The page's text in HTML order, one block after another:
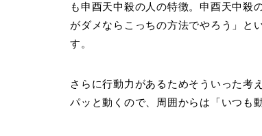
も申酉天中殺の人の特徴。申酉天中殺
がダメならこっちの方法でやろう」と
す。
さらに行動力があるためそういった考
パッと動くので、周囲からは「いつも